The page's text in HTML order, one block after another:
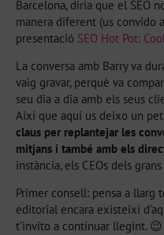
Barcelona, diria que el SEO
manera diferent (us convido
presentació SEO Hot Pot:
La conversa amb Barry va
vaig gravar, perquè va
seu dia a dia amb els seus
Així que aquí us deixo un
claus per replantejar les
mitjans i també amb els
instància, els CEOs dels
Primer consell: pensa a llarg
editorial encara existeixi
t’invito a continuar llegint. 😉